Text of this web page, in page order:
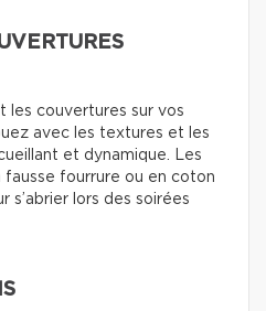
les couvertures sur vos
avec les textures et les
et dynamique. Les
fausse fourrure ou en coton
s’abrier lors des soirées